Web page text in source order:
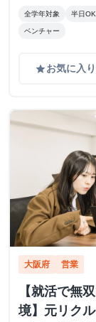
全学年対象 半日OK
ベンチャー
gradeお気に入り
大阪府 営業
【就活で無
境】元リク